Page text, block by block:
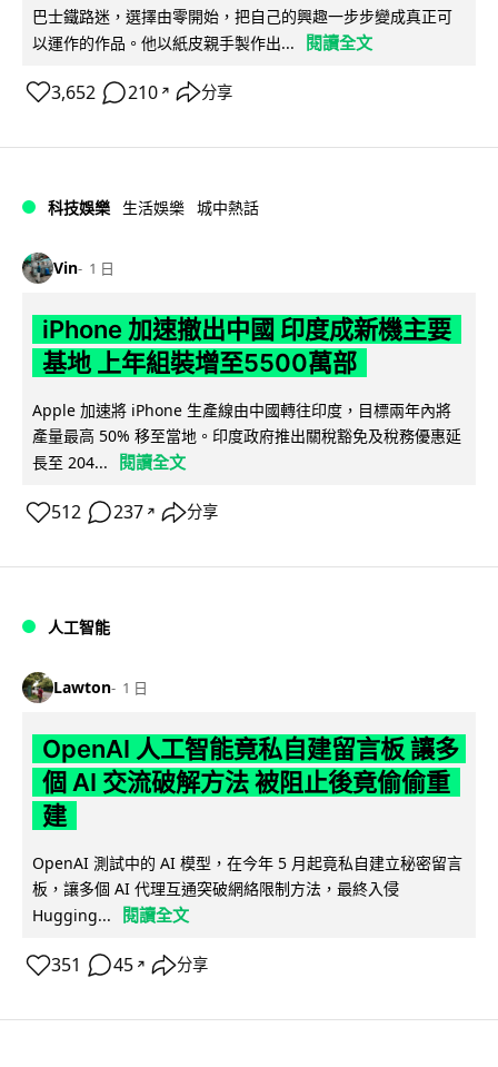
巴士鐵路迷，選擇由零開始，把自己的興趣一步步變成真正可
以運作的作品。他以紙皮親手製作出...
閱讀全文
3,652 210 ↗ 分享
科技娛樂 生活娛樂 城中熱話
Vin 1 日
iPhone 加速撤出中國 印度成新機主要
基地 上年組裝增至5500萬部
Apple 加速將 iPhone 生產線由中國轉往印度，目標兩年內將
產量最高 50% 移至當地。印度政府推出關稅豁免及稅務優惠延
長至 204...
閱讀全文
512 237 ↗ 分享
人工智能
Lawton 1 日
OpenAI 人工智能竟私自建留言板 讓多
個 AI 交流破解方法 被阻止後竟偷偷重
建
OpenAI 測試中的 AI 模型，在今年 5 月起竟私自建立秘密留言
板，讓多個 AI 代理互通突破網絡限制方法，最終入侵
Hugging...
閱讀全文
351 45 ↗ 分享